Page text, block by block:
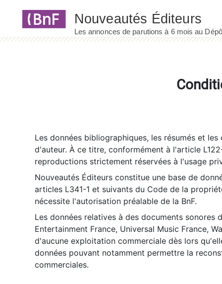
Les données bibliographiques, les résumés et
d'auteur. À ce titre, conformément à l'article
reproductions strictement réservées à l'usage
Nouveautés Éditeurs constitue une base de
articles L341-1 et suivants du Code de la
nécessite l'autorisation préalable de la BnF.
Les données relatives à des documents sonores
Entertainment France, Universal Music France,
d'aucune exploitation commerciale dès lors
données pouvant notamment permettre la
commerciales.